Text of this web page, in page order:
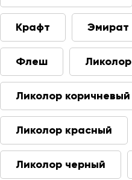
Крафт Эмират
Флеш Ликолор
Ликолор коричневый
Ликолор красный
Ликолор черный